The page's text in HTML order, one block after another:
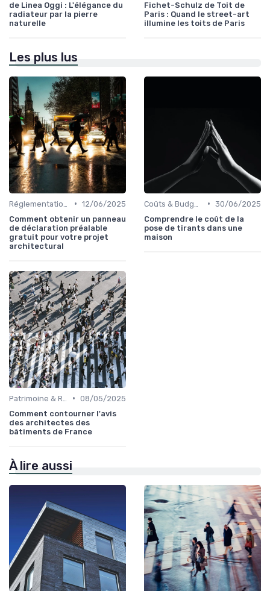
de Linea Oggi : L'élégance du
radiateur par la pierre
naturelle
Fichet-Schulz de Toit de
Paris : Quand le street-art
illumine les toits de Paris
Les plus lus
• 12/06/2025
Comment obtenir un panneau
de déclaration préalable
gratuit pour votre projet
architectural
• 30/06/2025
Comprendre le coût de la
pose de tirants dans une
maison
• 08/05/2025
Comment contourner l'avis
des architectes des
bâtiments de France
À lire aussi